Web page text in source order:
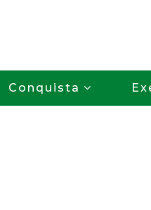
Conquista